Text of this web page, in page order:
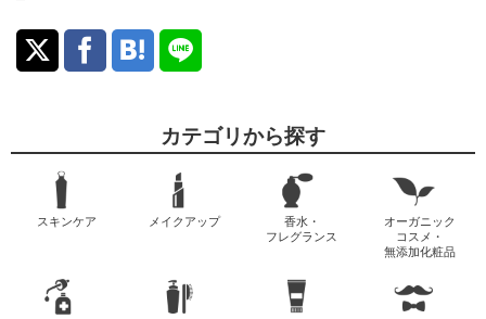
カテゴリから探す
スキンケア メイクアップ
香水・
フレグランス
オーガニック
コスメ・
無添加化粧品